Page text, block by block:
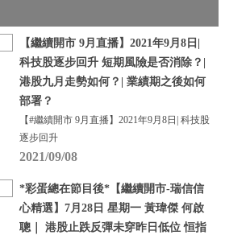
【繼續開市 9月直播】2021年9月8日|
科技股逐步回升 短期風險是否消除？|
港股九月走勢如何？| 業績期之後如何
部署？
【#繼續開市 9月直播】2021年9月8日| 科技股
逐步回升
2021/09/08
*彩蛋總在節目後*【繼續開市-瑞信信
心精選】7月28日 星期一 黃瑋傑 何啟
聰｜ 港股止跌反彈未穿昨日低位 恒指